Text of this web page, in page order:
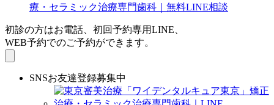
初診の方はお電話、初回予約専用LINE、
WEB予約でのご予約ができます。
SNSお友達登録募集中